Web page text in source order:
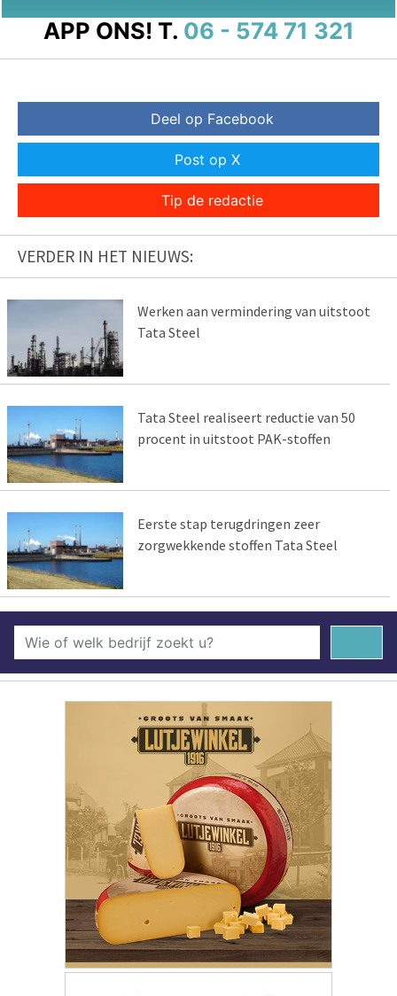
APP ONS! T. 06 - 574 71 321
Deel op Facebook
Post op X
Tip de redactie
VERDER IN HET NIEUWS:
Werken aan vermindering van uitstoot
Tata Steel
Tata Steel realiseert reductie van 50
procent in uitstoot PAK-stoffen
Eerste stap terugdringen zeer
zorgwekkende stoffen Tata Steel